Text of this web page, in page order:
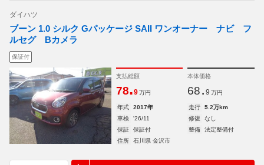
ダイハツ
ブーン 1.0 シルク Gパッケージ SAII ワンオーナー ナビ フ
ルセグ Bカメラ
保証付
支払総額
78.9 万円
本体価格
68. 9 万円
年式 2017年 走行
5.2万km
車検
'26/11 修復
なし
保証
保証付 整備
法定整備付
住所
石川県 金沢市